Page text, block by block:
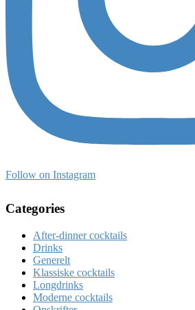
Follow on Instagram
Categories
After-dinner cocktails
Drinks
Generelt
Klassiske cocktails
Longdrinks
Moderne cocktails